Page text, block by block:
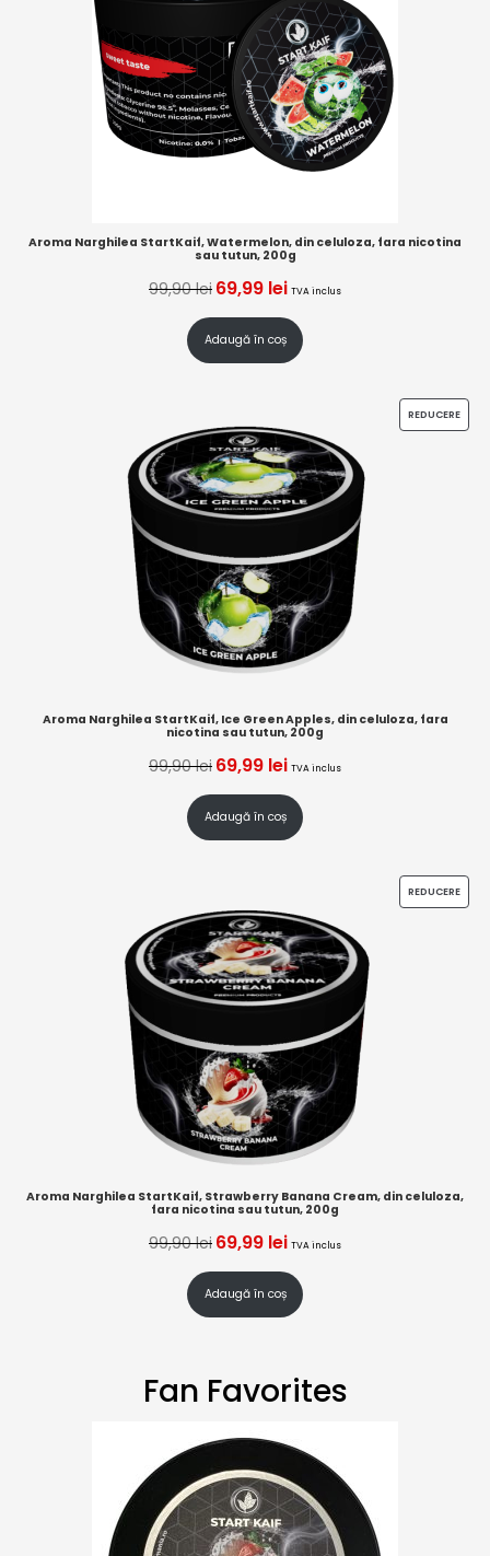
Aroma Narghilea StartKaif, Watermelon, din celuloza, fara nicotina
sau tutun, 200g
99,90lei 69,99 lei TVA inclus
Adaugă în coș
Aroma Narghilea StartKaif, Ice Green Apples, din celuloza, fara
nicotina sau tutun, 200g
REDUCERE
99,90lei 69,99 lei TVA inclus
Adaugă în coș
Aroma Narghilea StartKaif, Strawberry Banana Cream, din celuloza,
fara nicotina sau tutun, 200g
REDUCERE
99,90lei 69,99 lei TVA inclus
Adaugă în coș
Fan Favorites